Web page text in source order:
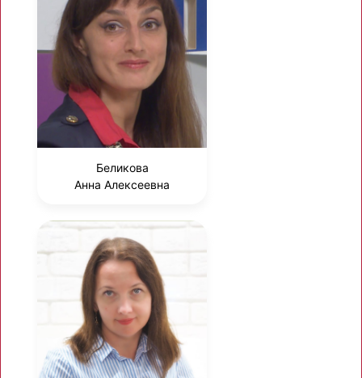
Беликова
Анна Алексеевна